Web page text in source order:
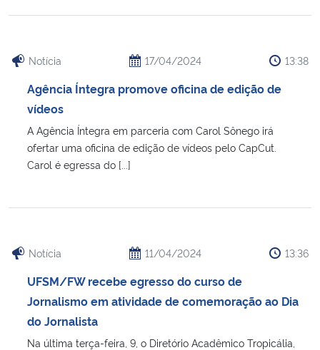
Notícia 17/04/2024 13:38
Agência Íntegra promove oficina de edição de
vídeos
A Agência Íntegra em parceria com Carol Sônego irá
ofertar uma oficina de edição de vídeos pelo CapCut.
Carol é egressa do [...]
Notícia 11/04/2024 13:36
UFSM/FW recebe egresso do curso de
Jornalismo em atividade de comemoração ao Dia
do Jornalista
Na última terça-feira, 9, o Diretório Acadêmico Tropicália,